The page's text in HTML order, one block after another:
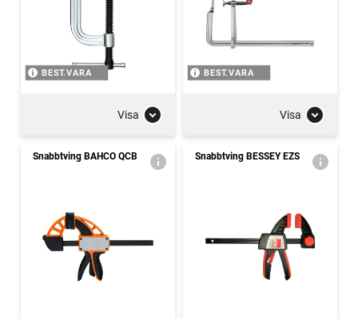
BEST.VARA
Visa
BEST.VARA
Visa
Snabbtving BAHCO QCB Snabbtving BESSEY EZS